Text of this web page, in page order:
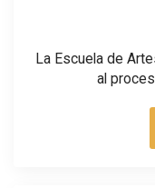
La Escuela de
al